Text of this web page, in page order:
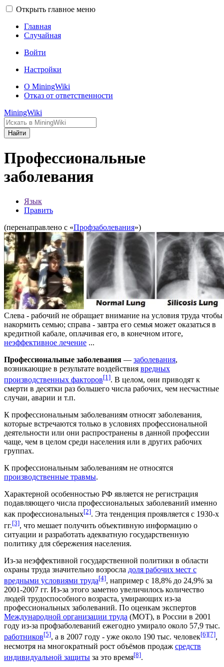
Открыть главное меню
Главная
Случайная
Войти
Настройки
О MiningWiki
Отказ от ответственности
MiningWiki
Найти
Профессиональные
заболевания
Язык
Править
(перенаправлено с «Профзаболевания»)
Слева - рабочий не обращает внимание на условия труда чтобы
накормить семью; справа - завтра его семья может оказаться в
кредитной кабале, оплачивая его, в конечном итоге,
неэффективное лечение ...
Профессиональные заболевания — заболевания,
возникающие в результате воздействия вредных
производственных факторов[1]. В целом, они приводят к
смерти в десятки раз большего числа рабочих, чем несчастные
случаи, аварии и т.п.
К профессиональным заболеваниям относят заболевания,
которые встречаются только в условиях профессиональной
деятельности или они распространены в данной профессии
чаще, чем в целом среди населения или в других рабочих
группах.
К профессиональным заболеваниям не относятся
производственные травмы.
Характерной особенностью РФ является не регистрация
подавляющего числа профессиональных заболеваний именно
как профессиональных[2]. Эта тенденция проявляется с 1930-х
гг.[3], что мешает получить объективную информацию о
ситуации и разработать адекватную государственную
политику для сбережения населения.
Из-за неэффективной государственной политики в области
охраны труда значительно возросла доля рабочих мест с
вредными условиями труда[4], например с 18,8% до 24,9% за
2001-2007 гг. Из-за этого заметно увеличилось количество
людей трудоспособного возраста, умирающих из-за
профессиональных заболеваний. По оценкам экспертов
Международной организации труда (МОТ), в России в 2001
году из-за профзаболеваний ежегодно умирало около 57,9 тыс.
работников[5], а в 2007 году - уже около 190 тыс. человек[6][7],
несмотря на многократный рост объёмов продаж средств
индивидуальной защиты за это время[8].